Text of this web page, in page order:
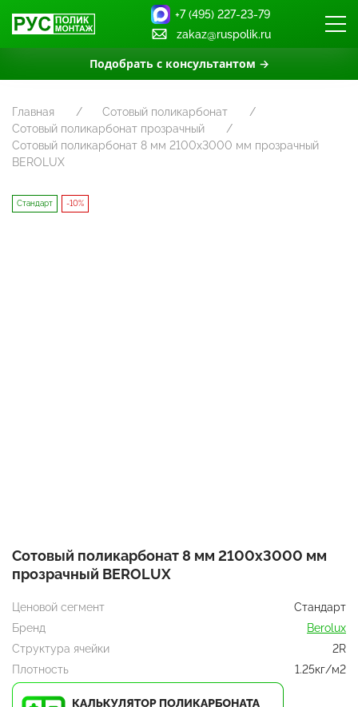
Подобрать с консультантом →
+7 (495) 227-23-79
zakaz@ruspolik.ru
Главная
Сотовый поликарбонат
Сотовый поликарбонат прозрачный
Сотовый поликарбонат 8 мм 2100x3000 мм прозрачный
BEROLUX
Стандарт -10%
Сотовый поликарбонат 8 мм 2100x3000 мм
прозрачный BEROLUX
Ценовой сегмент
Стандарт
Бренд
Berolux
Структура ячейки
2R
Плотность
1.25кг/м2